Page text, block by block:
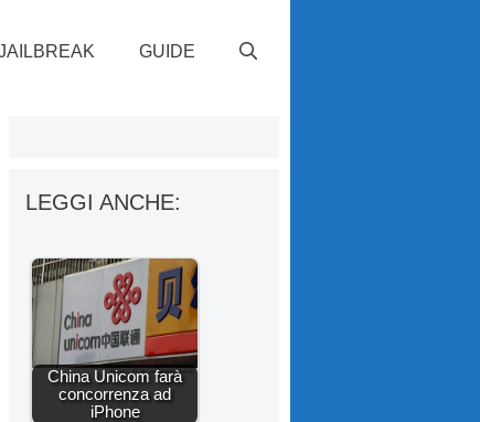
GUIDE
LEGGI ANCHE:
China Unicom farà
concorrenza ad
iPhone